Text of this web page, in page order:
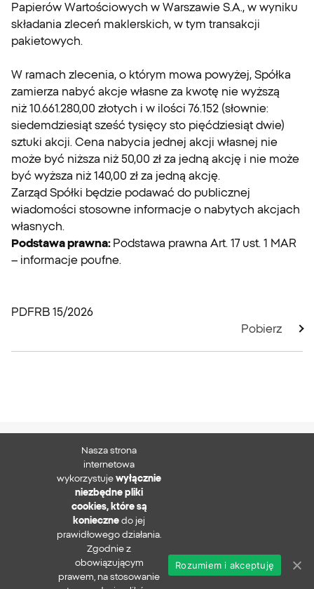
Papierów Wartościowych w Warszawie S.A., w wyniku
składania zleceń maklerskich, w tym transakcji
pakietowych.
W ramach zlecenia, o którym mowa powyżej, Spółka
zamierza nabyć akcje własne za kwotę nie wyższą
niż 10.661.280,00 złotych i w ilości 76.152 (słownie:
siedemdziesiąt sześć tysięcy sto pięćdziesiąt dwie)
sztuki akcji. Cena nabycia jednej akcji własnej nie
może być niższa niż 50,00 zł za jedną akcję i nie może
być wyższa niż 140,00 zł za jedną akcję.
Zarząd Spółki będzie podawać do publicznej
wiadomości stosowne informacje o nabytych akcjach
własnych.
Podstawa prawna: Podstawa prawna Art. 17 ust. 1 MAR
– informacje poufne.
PDFRB 15/2026
Pobierz
XTB S.A.
Zapisz się do newslettera
Polityka prywatności
Nasza strona
internetowa
wykorzystuje wyłącznie
niezbędne pliki
cookies, które są
konieczne do jej
prawidłowego działania.
Zgodnie z
obowiązującym
prawem, na stosowanie
Rozumiem i akceptuję